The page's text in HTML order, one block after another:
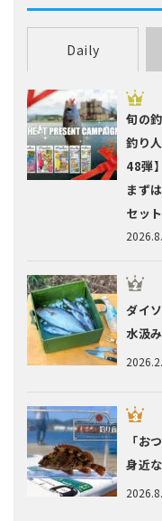
Daily
旬の
釣り
48弾】
まず
セット
ダイ
水汲
「お
身近